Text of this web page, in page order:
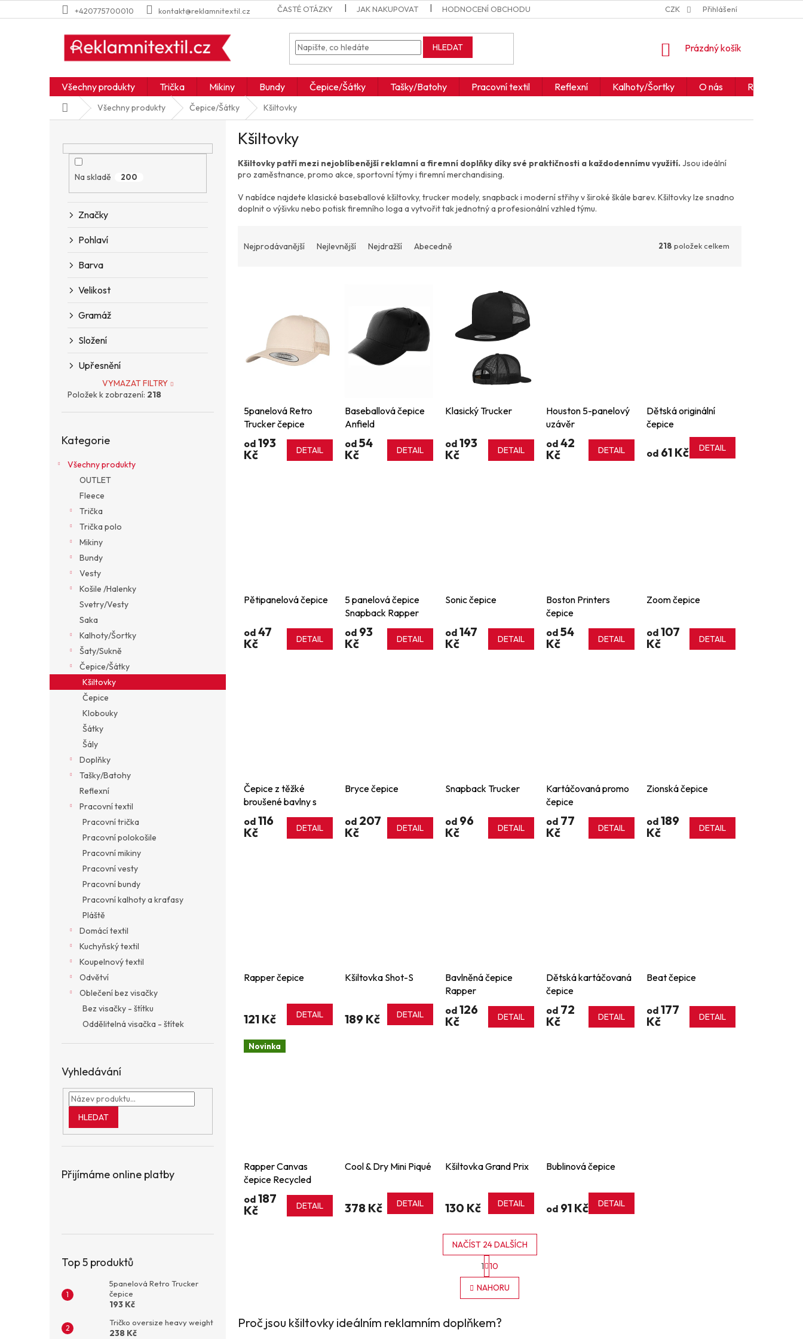
na
+420775700010 kontakt@reklamnitextil.cz ČASTÉ OTÁZKY JAK NAKUPOVAT HODNOCENÍ OBCHODU JAK ČÍST IKONY A SYMBOLY OBCHODNÍ
CZK Přihlášení
HLEDAT
NÁKUPNÍ
Prázdný košík
Všechny produkty Trička Mikiny Bundy Čepice/Šátky Tašky/Batohy Pracovní textil Reflexní Kalhoty/Šortky O nás Realizace
Domů Všechny produkty Čepice/Šátky Kšiltovky
Na skladě 200
Značky
Pohlaví
Barva
Velikost
Gramáž
Složení
Upřesnění
VYMAZAT FILTRY
Položek k zobrazení: 218
kategorie
Kategorie
Všechny produkty
OUTLET
Fleece
Trička
Trička polo
Mikiny
Bundy
Vesty
Košile /Halenky
Svetry/Vesty
Saka
Kalhoty/Šortky
Šaty/Sukně
Čepice/Šátky
Kšiltovky
Čepice
Klobouky
Šátky
Šály
Doplňky
Tašky/Batohy
Reflexní
Pracovní textil
Pracovní trička
Pracovní polokošile
Pracovní mikiny
Pracovní vesty
Pracovní bundy
Pracovní kalhoty a kraťasy
Pláště
Domácí textil
Kuchyňský textil
Koupelnový textil
Odvětví
Oblečení bez visačky
Bez visačky - štítku
Oddělitelná visačka - štítek
Vyhledávání
HLEDAT
Přijímáme online platby
Top 5 produktů
5panelová Retro Trucker
čepice
193 Kč
Tričko oversize heavy weight
238 Kč
Kšiltovky
Kšiltovky patří mezi nejoblíbenější reklamní a firemní doplňky díky své praktičnosti a každodennímu využití. Jsou ideální
pro zaměstnance, promo akce, sportovní týmy i firemní merchandising.
V nabídce najdete klasické baseballové kšiltovky, trucker modely, snapback i moderní střihy v široké škále barev. Kšiltovky lze snadno
doplnit o výšivku nebo potisk firemního loga a vytvořit tak jednotný a profesionální vzhled týmu.
aNejprodávanější Nejlevnější Nejdražší Abecedně 218 položek celkem
5panelová Retro
Trucker čepice
od 193
Kč
DETAIL
Baseballová čepice
Anfield
od54
Kč
DETAIL
Klasický Trucker
od 193
Kč
DETAIL
Houston 5-panelový
uzávěr
od42
Kč
DETAIL
Dětská originální
čepice
od 61 Kč DETAIL
Pětipanelová čepice
od 47
Kč
DETAIL
5 panelová čepice
Snapback Rapper
od93
Kč
DETAIL
Sonic čepice
od 147
Kč
DETAIL
Boston Printers
čepice
od54
Kč
DETAIL
Zoom čepice
od 107
Kč
DETAIL
Čepice z těžké
broušené bavlny s
nízkým profilem
od 116
Kč
DETAIL
Bryce čepice
od207
Kč
DETAIL
Snapback Trucker
od 96
Kč
DETAIL
Kartáčovaná promo
čepice
od77
Kč
DETAIL
Zionská čepice
od 189
Kč
DETAIL
Rapper čepice
121 Kč DETAIL
Kšiltovka Shot-S
189 Kč DETAIL
Bavlněná čepice
Rapper
od 126
Kč
DETAIL
Dětská kartáčovaná
čepice
od72
Kč
DETAIL
Beat čepice
od 177
Kč
DETAIL
Novinka
Rapper Canvas
čepice Recycled
od 187
Kč
DETAIL
Cool & Dry Mini Piqué
378 Kč DETAIL
Kšiltovka Grand Prix
130 Kč DETAIL
Bublinová čepice
od91 Kč DETAIL
O
v
a
NAČÍST 24 DALŠÍCH
t
r
á
n
o
v
1 10
NAHORU
Proč jsou kšiltovky ideálním reklamním doplňkem?